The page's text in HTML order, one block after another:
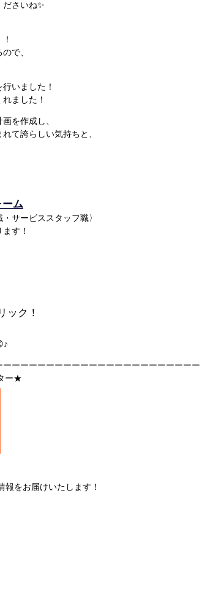
さいね✨
で、
いました！
ました！
を作成し、
て誇らしい気持ちと、
ム
サービススタッフ職〉
す！
ック！
ーーーーーーーーーーーーーーーーーーーーーー
ー★
報をお届けいたします！